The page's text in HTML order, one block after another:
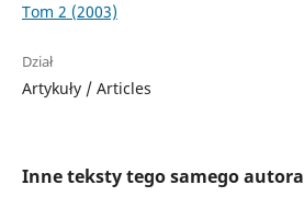
Tom 2 (2003)
Dział
Artykuły / Articles
Inne teksty tego samego autora